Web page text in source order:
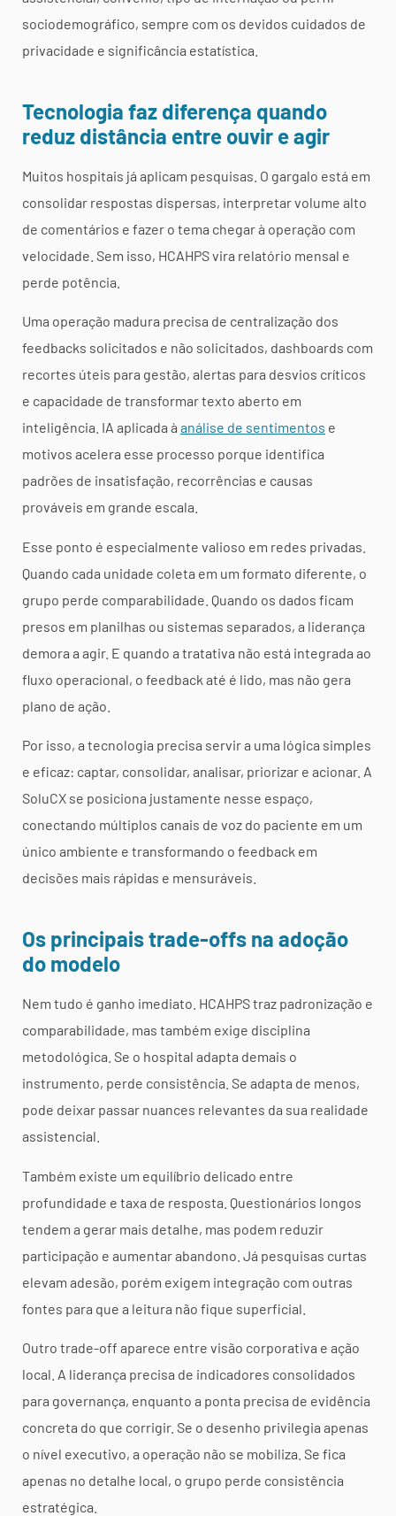
sociodemográfico, sempre com os devidos cuidados de
privacidade e significância estatística.
Tecnologia faz diferença quando
reduz distância entre ouvir e agir
Muitos hospitais já aplicam pesquisas. O gargalo está em
consolidar respostas dispersas, interpretar volume alto
de comentários e fazer o tema chegar à operação com
velocidade. Sem isso, HCAHPS vira relatório mensal e
perde potência.
Uma operação madura precisa de centralização dos
feedbacks solicitados e não solicitados, dashboards com
recortes úteis para gestão, alertas para desvios críticos
e capacidade de transformar texto aberto em
inteligência. IA aplicada à análise de sentimentos e
motivos acelera esse processo porque identifica
padrões de insatisfação, recorrências e causas
prováveis em grande escala.
Esse ponto é especialmente valioso em redes privadas.
Quando cada unidade coleta em um formato diferente, o
grupo perde comparabilidade. Quando os dados ficam
presos em planilhas ou sistemas separados, a liderança
demora a agir. E quando a tratativa não está integrada ao
fluxo operacional, o feedback até é lido, mas não gera
plano de ação.
Por isso, a tecnologia precisa servir a uma lógica simples
e eficaz: captar, consolidar, analisar, priorizar e acionar. A
SoluCX se posiciona justamente nesse espaço,
conectando múltiplos canais de voz do paciente em um
único ambiente e transformando o feedback em
decisões mais rápidas e mensuráveis.
Os principais trade-offs na adoção
do modelo
Nem tudo é ganho imediato. HCAHPS traz padronização e
comparabilidade, mas também exige disciplina
metodológica. Se o hospital adapta demais o
instrumento, perde consistência. Se adapta de menos,
pode deixar passar nuances relevantes da sua realidade
assistencial.
Também existe um equilíbrio delicado entre
profundidade e taxa de resposta. Questionários longos
tendem a gerar mais detalhe, mas podem reduzir
participação e aumentar abandono. Já pesquisas curtas
elevam adesão, porém exigem integração com outras
fontes para que a leitura não fique superficial.
Outro trade-off aparece entre visão corporativa e ação
local. A liderança precisa de indicadores consolidados
para governança, enquanto a ponta precisa de evidência
concreta do que corrigir. Se o desenho privilegia apenas
o nível executivo, a operação não se mobiliza. Se fica
apenas no detalhe local, o grupo perde consistência
estratégica.